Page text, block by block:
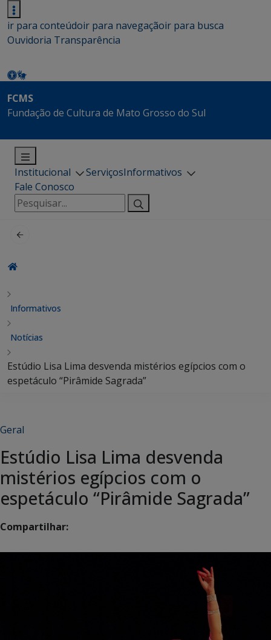
ir para conteúdoir para navegaçãoir para busca
Ouvidoria Transparência
FCMS
Fundação de Cultura de Mato Grosso do Sul
Institucional ServiçosInformativos
Fale Conosco
Pesquisar
por:
Informativos
Notícias
Estúdio Lisa Lima desvenda mistérios egípcios com o
espetáculo “Pirâmide Sagrada”
Geral
Estúdio Lisa Lima desvenda
mistérios egípcios com o
espetáculo “Pirâmide Sagrada”
Compartilhar: